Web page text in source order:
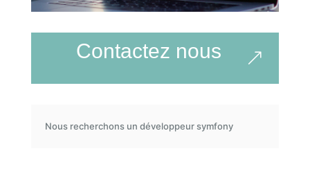
Contactez nous
Nous recherchons un développeur symfony